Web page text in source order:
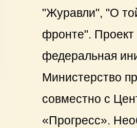
"Журавли", "О
фронте".
федеральная
Министерство
совместно с
«Прогресс».